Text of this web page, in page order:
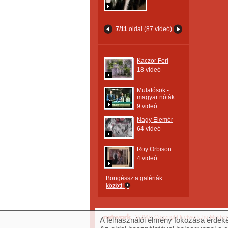
7/11oldal (87 videó)
Kaczor Feri
18 videó
Mulatósok -
magyar nóták
9 videó
Nagy Elemér
64 videó
Roy Orbison
4 videó
Böngéssz a galériák
között!
© 2007 Copyright Network.hu Minden
A felhasználói élmény fokozása